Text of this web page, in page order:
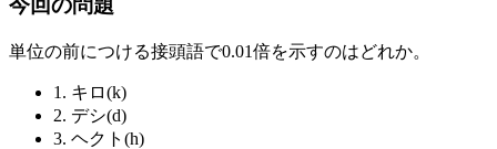
今回の問題
単位の前につける接頭語で0.01倍を示すのはどれか。
1. キロ(k)
2. デシ(d)
3. ヘクト(h)